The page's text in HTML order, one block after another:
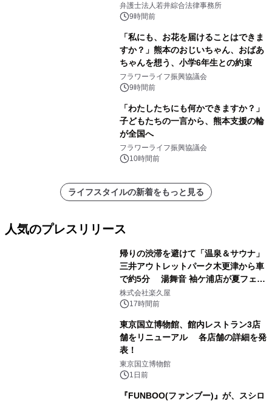
弁護士法人若井綜合法律事務所
9時間前
「私にも、お花を届けることはできま
すか？」熊本のおじいちゃん、おばあ
ちゃんを想う、小学6年生との約束
フラワーライフ振興協議会
9時間前
「わたしたちにも何かできますか？」
子どもたちの一言から、熊本支援の輪
が全国へ
フラワーライフ振興協議会
10時間前
ライフスタイルの新着をもっと見る
人気のプレスリリース
帰りの渋滞を避けて「温泉＆サウナ」
三井アウトレットパーク木更津から車
で約5分 湯舞音 袖ケ浦店が夏フェア
メニューを提供
株式会社楽久屋
17時間前
東京国立博物館、館内レストラン3店
舗をリニューアル 各店舗の詳細を発
表！
東京国立博物館
1日前
『FUNBOO(ファンブー)』が、スシロ